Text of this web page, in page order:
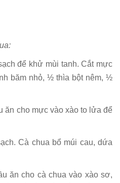
để khử mùi tanh. Cắt mực
băm nhỏ, ½ thìa bột nêm, ½
ăn cho mực vào xào to lửa để
Cà chua bổ múi cau, dứa
ăn cho cà chua vào xào sơ,